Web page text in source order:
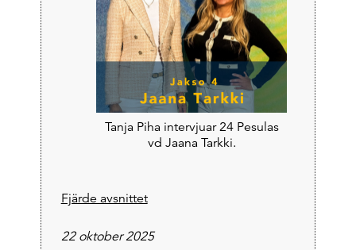
Tanja Piha intervjuar 24 Pesulas
vd Jaana Tarkki.
Fjärde avsnittet
22 oktober 2025